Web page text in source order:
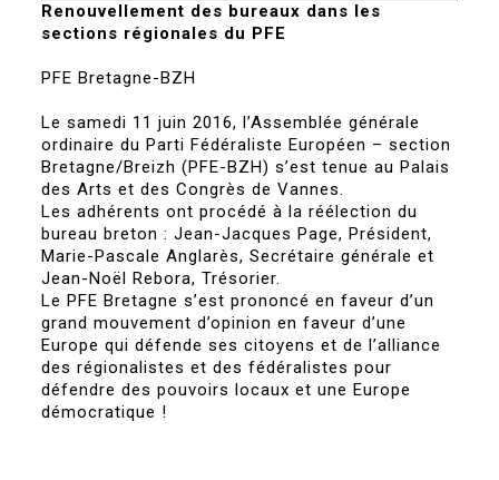
Renouvellement des bureaux dans les
sections régionales du PFE
PFE Bretagne-BZH
Le samedi 11 juin 2016, l’Assemblée générale
ordinaire du Parti Fédéraliste Européen – section
Bretagne/Breizh (PFE-BZH) s’est tenue au Palais
des Arts et des Congrès de Vannes.
Les adhérents ont procédé à la réélection du
bureau breton : Jean-Jacques Page, Président,
Marie-Pascale Anglarès, Secrétaire générale et
Jean-Noël Rebora, Trésorier.
Le PFE Bretagne s’est prononcé en faveur d’un
grand mouvement d’opinion en faveur d’une
Europe qui défende ses citoyens et de l’alliance
des régionalistes et des fédéralistes pour
défendre des pouvoirs locaux et une Europe
démocratique !